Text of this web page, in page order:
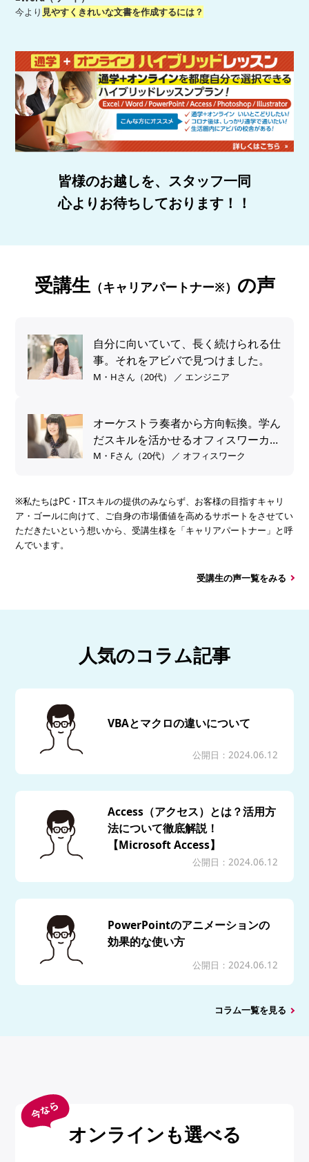
今より 見やすくきれいな文書を作成するには？
皆様のお越しを、スタッフ一同
心よりお待ちしております！！
受講生（キャリアパートナー※） の声
自分に向いていて、長く続けられる仕
事。それをアビバで見つけました。
M・Hさん（20代） ／ エンジニア
オーケストラ奏者から方向転換。学ん
だスキルを活かせるオフィスワーカー
へ。
M・Fさん（20代） ／ オフィスワーク
※私たちはPC・ITスキルの提供のみならず、お客様の目指すキャリ
ア・ゴールに向けて、ご自身の市場価値を高めるサポートをさせてい
ただきたいという想いから、受講生様を「キャリアパートナー」と呼
んでいます。
受講生の声一覧をみる
人気のコラム記事
VBAとマクロの違いについて
公開日：2024.06.12
Access（アクセス）とは？活用方
法について徹底解説！
【Microsoft Access】
公開日：2024.06.12
PowerPointのアニメーションの
効果的な使い方
公開日：2024.06.12
コラム一覧を見る
オンラインも選べる